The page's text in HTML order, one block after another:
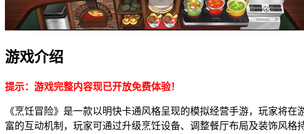
游戏介绍
提示：游戏完整内容现已开放免费体验！
《烹饪冒险》是一款以明快卡通风格呈现的模拟经营手游，玩家将
富的互动机制，玩家可通过升级烹饪设备、调整餐厅布局及装饰风